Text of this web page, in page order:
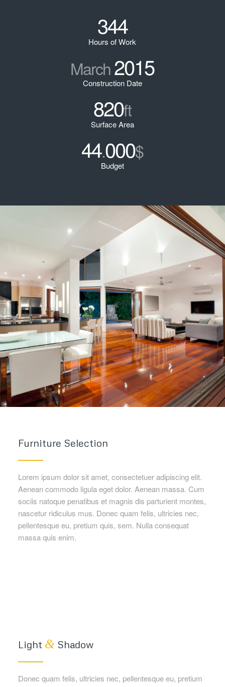
344
Hours of Work
March2015
Construction Date
820ft
Surface Area
44.000$
Budget
Furniture Selection
Lorem ipsum dolor sit amet, consectetuer adipiscing elit.
Aenean commodo ligula eget dolor. Aenean massa. Cum
sociis natoque penatibus et magnis dis parturient montes,
nascetur ridiculus mus. Donec quam felis, ultricies nec,
pellentesque eu, pretium quis, sem. Nulla consequat
massa quis enim.
Light &Shadow
Donec quam felis, ultricies nec, pellentesque eu, pretium